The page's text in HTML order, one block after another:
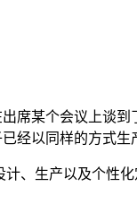
席某个会议上谈
经以同样的方式
、生产以及个性